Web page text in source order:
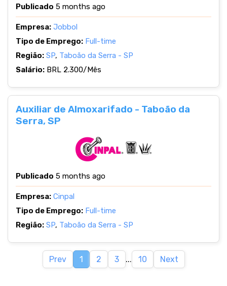
Publicado 5 months ago
Empresa: Jobbol
Tipo de Emprego: Full-time
Região: SP, Taboão da Serra - SP
Salário: BRL 2.300/Mês
Auxiliar de Almoxarifado - Taboão da
Serra, SP
Publicado 5 months ago
Empresa: Cinpal
Tipo de Emprego: Full-time
Região: SP, Taboão da Serra - SP
Prev 1 2 3 ... 10 Next